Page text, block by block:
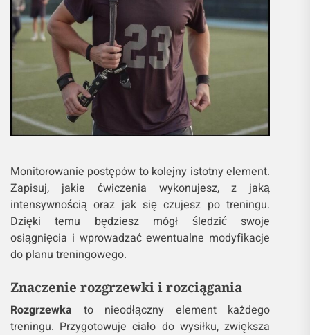
Monitorowanie postępów to kolejny istotny element.
Zapisuj, jakie ćwiczenia wykonujesz, z jaką
intensywnością oraz jak się czujesz po treningu.
Dzięki temu będziesz mógł śledzić swoje
osiągnięcia i wprowadzać ewentualne modyfikacje
do planu treningowego.
Znaczenie rozgrzewki i rozciągania
Rozgrzewka to nieodłączny element każdego
treningu. Przygotowuje ciało do wysiłku, zwiększa